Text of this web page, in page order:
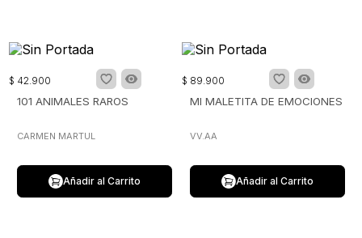
$ 42.900
101 ANIMALES RAROS
CARMEN MARTUL
Añadir al Carrito
$ 89.900
MI MALETITA DE EMOCIONES
VV.AA
Añadir al Carrito